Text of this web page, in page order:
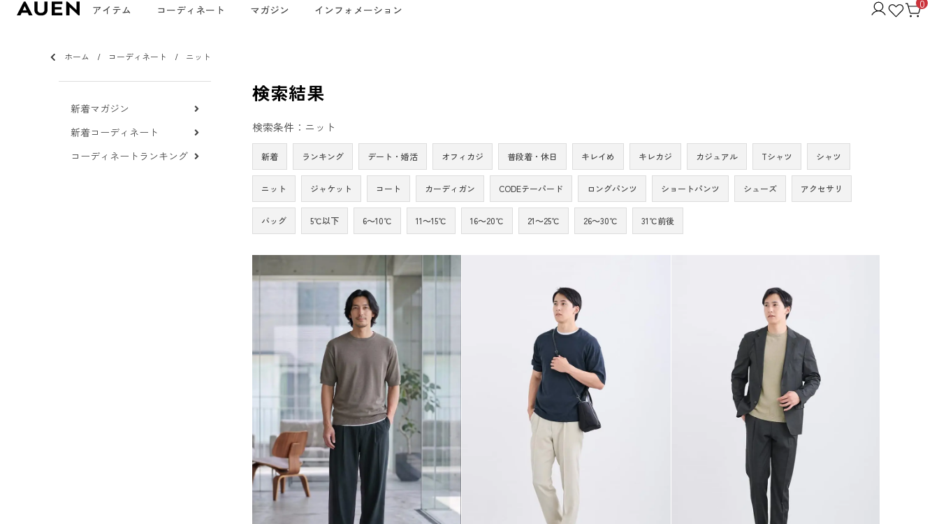
アイテム コーディネート マガジン インフォメーション 0
ホーム コーディネート ニット
新着マガジン
新着コーディネート
コーディネートランキング
検索結果
検索条件：ニット
新着 ランキング デート・婚活 オフィカジ 普段着・休日 キレイめ キレカジ カジュアル Tシャツ シャツ
ニット ジャケット コート カーディガン CODEテーパード ロングパンツ ショートパンツ シューズ アクセサリ
バッグ 5℃以下 6～10℃ 11～15℃ 16～20℃ 21～25℃ 26～30℃ 31℃前後